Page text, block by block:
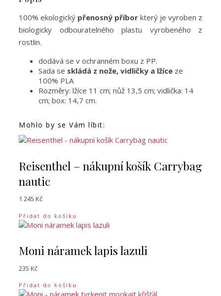
100% ekologický přenosný příbor který je vyroben z
biologicky odbouratelného plastu vyrobeného z
rostlin.
dodává se v ochranném boxu z PP.
Sada se skládá z nože, vidličky a lžíce ze
100% PLA
Rozměry: lžíce 11 cm; nůž 13,5 cm; vidlička: 14
cm; box: 14,7 cm.
Mohlo by se Vám líbit:
Reisenthel – nákupní košík Carrybag
nautic
1 245 Kč
Přidat do košíku
Moni náramek lapis lazuli
235 Kč
Přidat do košíku